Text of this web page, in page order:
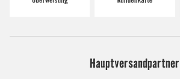
Hauptversandpartner